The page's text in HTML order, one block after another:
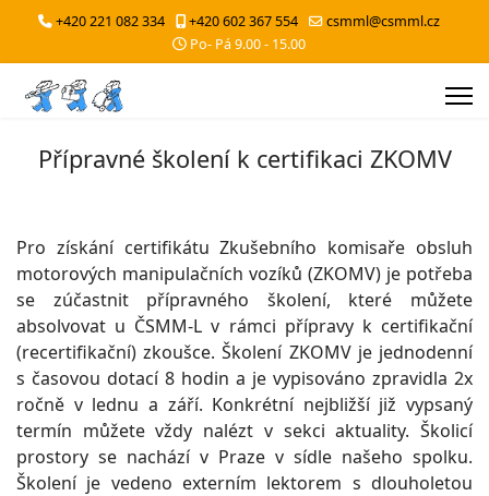
+420 221 082 334 +420 602 367 554
csmml@csmml.cz
Po- Pá 9.00 - 15.00
Přípravné školení k certifikaci ZKOMV
Pro získání certifikátu Zkušebního komisaře obsluh
motorových manipulačních vozíků (ZKOMV) je potřeba
se zúčastnit přípravného školení, které můžete
absolvovat u ČSMM-L v rámci přípravy k certifikační
(recertifikační) zkoušce. Školení ZKOMV je jednodenní
s časovou dotací 8 hodin a je vypisováno zpravidla 2x
ročně v lednu a září. Konkrétní nejbližší již vypsaný
termín můžete vždy nalézt v sekci aktuality. Školicí
prostory se nachází v Praze v sídle našeho spolku.
Školení je vedeno externím lektorem s dlouholetou